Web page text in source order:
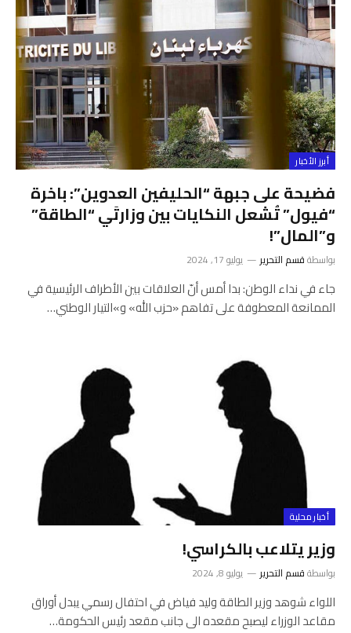
أبرز الأخبار
فضيحة على جبهة “الحليفين العدوين”: باخرة
“فيول” تُشعل النكايات بين وزارتَي “الطاقة”
و”المال”!
بواسطةقسم التحرير يوليو 17, 2024
جاء في نداء الوطن: بدا أمس أنّ العلاقات بين الأطراف الرئيسية في
الممانعة المعطوفة على تفاهم «حزب الله» و»التيار الوطني…
أخبار محلية
وزير يتلاعب بالكراسي!
بواسطةقسم التحرير يوليو 8, 2024
اللواء شوهد وزير الطاقة وليد فياض في احتفال رسمي يبدل أوراق
مقاعد الوزراء ليصبح مقعده الى جانب مقعد رئيس الحكومة…